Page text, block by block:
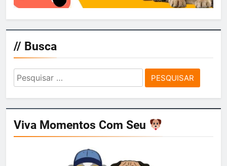
// Busca
Pesquisar
por:
Viva Momentos Com Seu